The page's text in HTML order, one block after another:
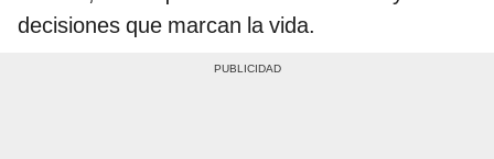
decisiones que marcan la vida.